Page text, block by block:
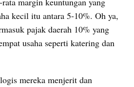
kecil itu antara 5-10%. Oh ya,
pajak daerah 10% yang
usaha seperti katering dan
mereka menjerit dan